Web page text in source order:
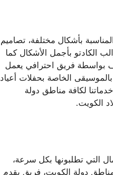
بأشكال مختلفة، تصاميم
الكادتو بأجمل الأشكال كما
بواسطة فريق احترافي يعمل
الخاصة بحفلات أعياد
لكافة مناطق دولة
الكويت.
التي تطلبونها بكل سرعة،
دولة الكويت، فريق يقدم